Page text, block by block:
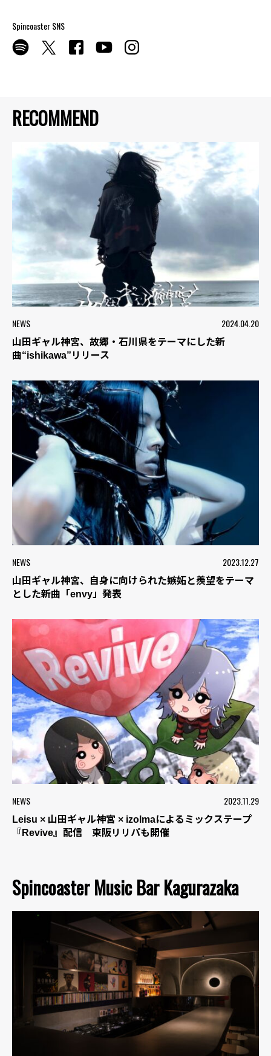
RECOMMEND
NEWS 2024.04.20
山田ギャル神宮、故郷・石川県をテーマにした新
曲“ishikawa”リリース
NEWS 2023.12.27
山田ギャル神宮、自身に向けられた嫉妬と羨望をテーマ
とした新曲「envy」発表
NEWS 2023.11.29
Leisu × 山田ギャル神宮 × izolmaによるミックステープ
『Revive』配信 東阪リリパも開催
Spincoaster Music Bar Kagurazaka
Spincoaster SNS